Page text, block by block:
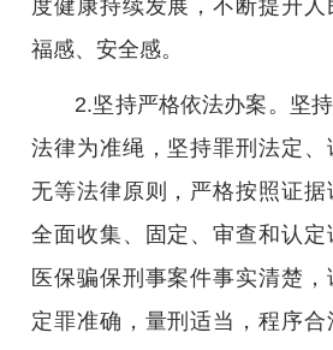
度健康持续发展，不断提升
福感、安全感。
2.坚持严格依法办案。坚持
法律为准绳，坚持罪刑法定、
无等法律原则，严格按照证据
全面收集、固定、审查和认定
医保骗保刑事案件事实清楚，
定罪准确，量刑适当，程序